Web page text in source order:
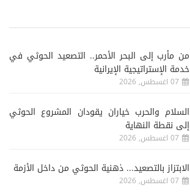
من مأرب إلى البحر الأحمر.. التصعيد الحوثي في
خدمة الإستراتيجية الإيرانية
07 اغسطس, 2026
السلام والحرب خياران يقودان المشروع الحوثي
إلى نقطة النهاية
07 اغسطس, 2026
الابتزاز بالتصعيد... ذهنية الحوثي من داخل الأزمة
07 اغسطس, 2026